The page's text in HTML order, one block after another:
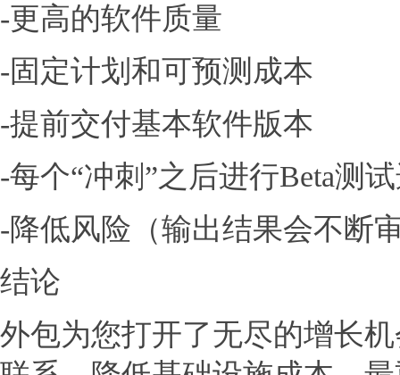
-更高的软件质量
-固定计划和可预测成本
-提前交付基本软件版本
-每个“冲刺”之后进行Beta测
-降低风险（输出结果会不断
结论
外包为您打开了无尽的增长